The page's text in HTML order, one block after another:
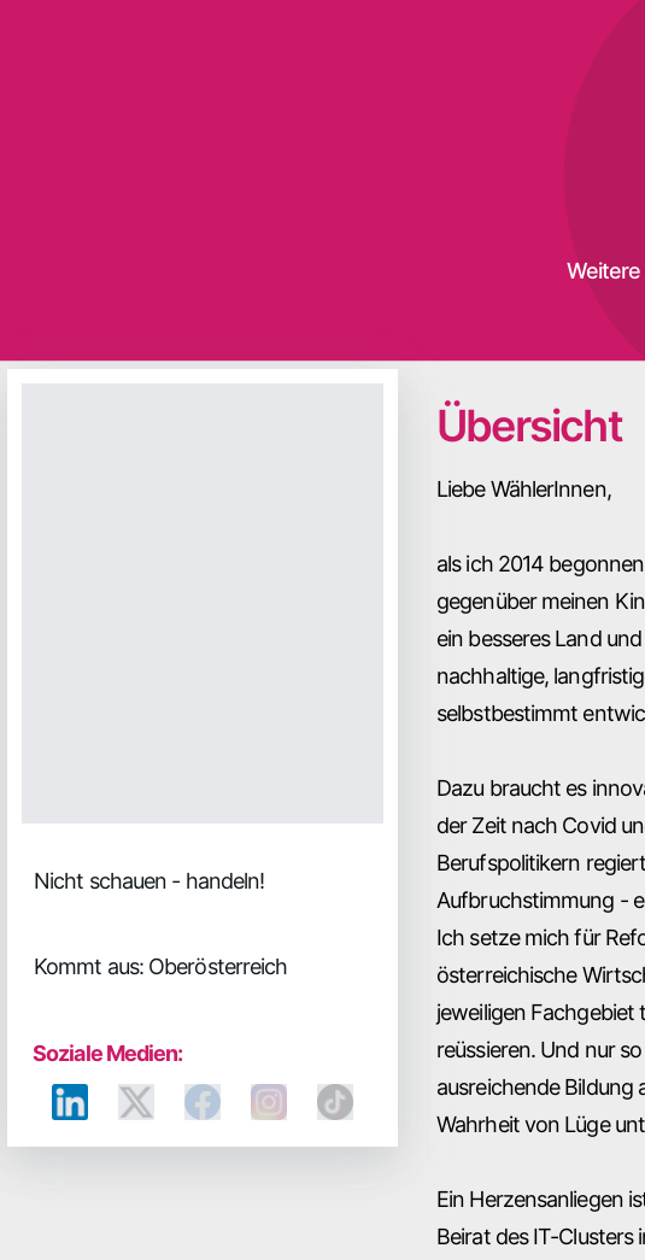
Nicht schauen - handeln!
Kommt aus: Oberösterreich
Soziale Medien:
Übersicht
Liebe WählerInnen,
als ich 2014
gegenüber meinen
ein besseres Land
nachhaltige,
selbstbestimmt
Dazu braucht es
der Zeit nach Covid
Berufspolitikern
Aufbruchstimmung -
Ich setze mich für
österreichische
jeweiligen
reüssieren. Und nur
ausreichende Bildung
Wahrheit von Lüge
Ein Herzensanliegen
Beirat des IT-